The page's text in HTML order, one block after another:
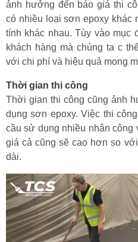
ảnh hưởng đến báo giá thi
có nhiều loại sơn epoxy khác
tính khác nhau. Tùy vào mục
khách hàng mà chúng ta c
với chi phí và hiệu quả mong
Thời gian thi công
Thời gian thi công cũng ảnh
dụng sơn epoxy. Việc thi
cầu sử dụng nhiều nhân công
giá cả cũng sẽ cao hơn so
dài.